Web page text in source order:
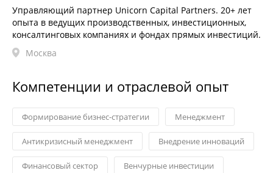
Управляющий партнер Unicorn Capital Partners. 20+ лет
опыта в ведущих производственных, инвестиционных,
консалтинговых компаниях и фондах прямых инвестиций.
Москва
Компетенции и отраслевой опыт
Формирование бизнес-стратегии Менеджмент
Антикризисный менеджмент Внедрение инноваций
Финансовый сектор Венчурные инвестиции